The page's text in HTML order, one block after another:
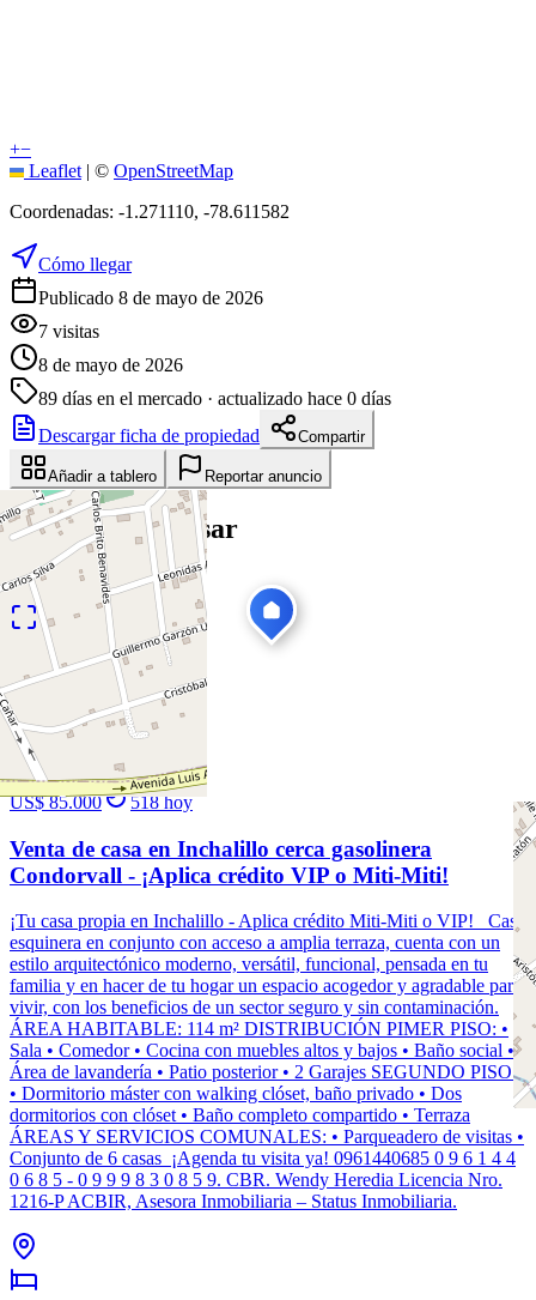
+−
Leaflet | © OpenStreetMap
Coordenadas: -1.271110, -78.611582
Cómo llegar
Publicado 8 de mayo de 2026
7 visitas
8 de mayo de 2026
89 días en el mercado · actualizado hace 0 días
Descargar ficha de propiedad
Compartir
Añadir a tablero Reportar anuncio
Te puede interesar
Ver todas
1/28
Venta
Nuevo
US$ 85.000 518 hoy
Venta de casa en Inchalillo cerca gasolinera
Condorvall - ¡Aplica crédito VIP o Miti-Miti!
¡Tu casa propia en Inchalillo - Aplica crédito Miti-Miti o VIP! Casa
esquinera en conjunto con acceso a amplia terraza, cuenta con un
estilo arquitectónico moderno, versátil, funcional, pensada en tu
familia y en hacer de tu hogar un espacio acogedor y agradable para
vivir, con los beneficios de un sector seguro y sin contaminación.
ÁREA HABITABLE: 114 m² DISTRIBUCIÓN PIMER PISO: •
Sala • Comedor • Cocina con muebles altos y bajos • Baño social •
Área de lavandería • Patio posterior • 2 Garajes SEGUNDO PISO:
• Dormitorio máster con walking clóset, baño privado • Dos
dormitorios con clóset • Baño completo compartido • Terraza
ÁREAS Y SERVICIOS COMUNALES: • Parqueadero de visitas •
Conjunto de 6 casas ¡Agenda tu visita ya! 0961440685 0 9 6 1 4 4
0 6 8 5 - 0 9 9 9 8 3 0 8 5 9. CBR. Wendy Heredia Licencia Nro.
1216-P ACBIR, Asesora Inmobiliaria – Status Inmobiliaria.